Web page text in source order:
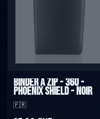
Binder à zip - 360 -
Phoenix Shield - Noir
🇫🇷